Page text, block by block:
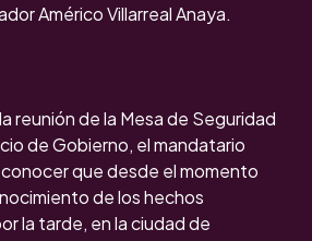
Américo Villarreal Anaya.
reunión de la Mesa de Seguridad
de Gobierno, el mandatario
que desde el momento
de los hechos
la tarde, en la ciudad de